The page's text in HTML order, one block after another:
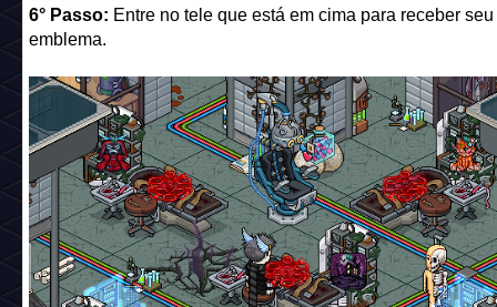
6° Passo: Entre no tele que está em cima para receber seu
emblema.